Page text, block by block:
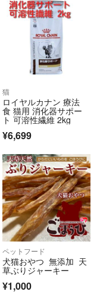
猫
ロイヤルカナン 療法
食 猫用 消化器サポー
ト 可溶性繊維 2kg
¥6,699
ペットフード
犬猫おやつ 無添加 天
草ぶりジャーキー
¥1,000